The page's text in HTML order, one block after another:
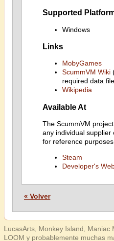
Supported
Windows
Links
MobyGames
ScummVM Wiki
required data
Wikipedia
Available At
The ScummVM
any individual supplier
for reference purposes
Steam
Developer's
« Volver
LucasArts, Monkey Island, Maniac
LOOM y probablemente muchas